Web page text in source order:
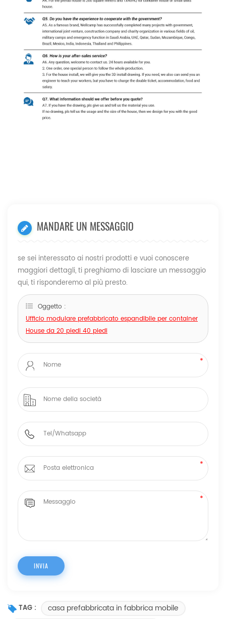
MANDARE UN MESSAGGIO
se sei interessato ai nostri prodotti e vuoi conoscere
maggiori dettagli, ti preghiamo di lasciare un messaggio
qui, ti risponderemo al più presto.
Oggetto :
Ufficio modulare prefabbricato espandibile per container
House da 20 piedi 40 piedi
TAG :
casa prefabbricata in fabbrica mobile